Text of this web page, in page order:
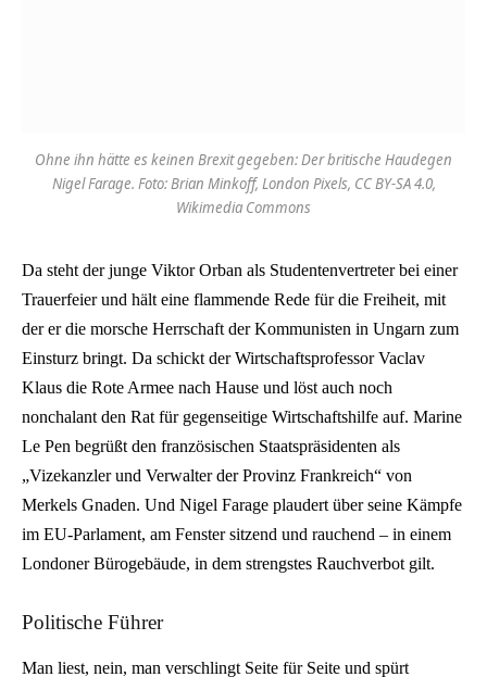
Ohne ihn hätte es keinen Brexit gegeben: Der britische Haudegen
Nigel Farage. Foto: Brian Minkoff, London Pixels, CC BY-SA 4.0,
Wikimedia Commons
Da steht der junge Viktor Orban als Studentenvertreter bei einer
Trauerfeier und hält eine flammende Rede für die Freiheit, mit
der er die morsche Herrschaft der Kommunisten in Ungarn zum
Einsturz bringt. Da schickt der Wirtschaftsprofessor Vaclav
Klaus die Rote Armee nach Hause und löst auch noch
nonchalant den Rat für gegenseitige Wirtschaftshilfe auf. Marine
Le Pen begrüßt den französischen Staatspräsidenten als
„Vizekanzler und Verwalter der Provinz Frankreich“ von
Merkels Gnaden. Und Nigel Farage plaudert über seine Kämpfe
im EU-Parlament, am Fenster sitzend und rauchend – in einem
Londoner Bürogebäude, in dem strengstes Rauchverbot gilt.
Politische Führer
Man liest, nein, man verschlingt Seite für Seite und spürt